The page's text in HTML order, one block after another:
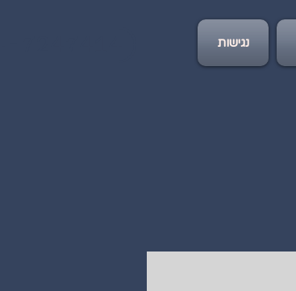
נגישות